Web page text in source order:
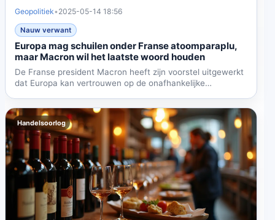
Geopolitiek• 2025-05-14 18:56
Nauw verwant
Europa mag schuilen onder Franse atoomparaplu,
maar Macron wil het laatste woord houden
De Franse president Macron heeft zijn voorstel uitgewerkt
dat Europa kan vertrouwen op de onafhankelijke
Handelsoorlog